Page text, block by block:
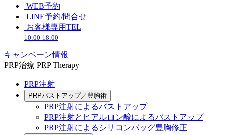
WEB予約
LINE予約/問合せ
お客様専用TEL
10:00-18:00
キャンペーン情報
PRP治療 PRP Therapy
PRP注射
PRPバストアップ／豊胸術
PRP注射によるバストアップ
PRP注射とヒアルロン酸によるバストアップ
PRP注射によるシリコンバッグ豊胸修正